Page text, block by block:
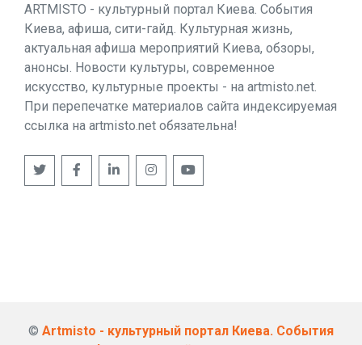
ARTMISTO - культурный портал Киева. События
Киева, афиша, сити-гайд. Культурная жизнь,
актуальная афиша мероприятий Киева, обзоры,
анонсы. Новости культуры, современное
искусство, культурные проекты - на artmisto.net.
При перепечатке материалов сайта индексируемая
ссылка на artmisto.net обязательна!
© Artmisto - культурный портал Киева. События